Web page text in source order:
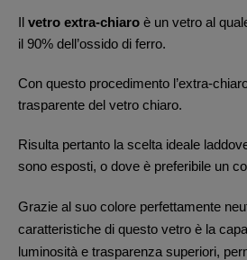
Il vetro extra-chiaro è un vetro al
il 90% dell’ossido di ferro.
Con questo procedimento l’extra-
trasparente del vetro chiaro.
Risulta pertanto la scelta ideale
sono esposti, o dove è preferibile un
Grazie al suo colore perfettamente
caratteristiche di questo vetro è la
luminosità e trasparenza superiori,